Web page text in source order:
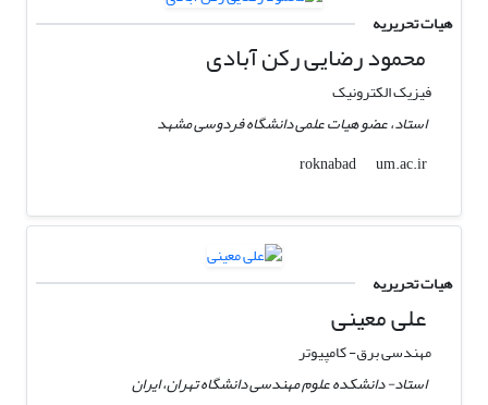
هیات تحریریه
محمود رضایی رکن آبادی
فیزیک الکترونیک
استاد، عضو هیات علمی دانشگاه فردوسی مشهد
roknabad
um.ac.ir
هیات تحریریه
علی معینی
مهندسی برق- کامپیوتر
استاد- دانشکده علوم مهندسی دانشگاه تهران، ایران